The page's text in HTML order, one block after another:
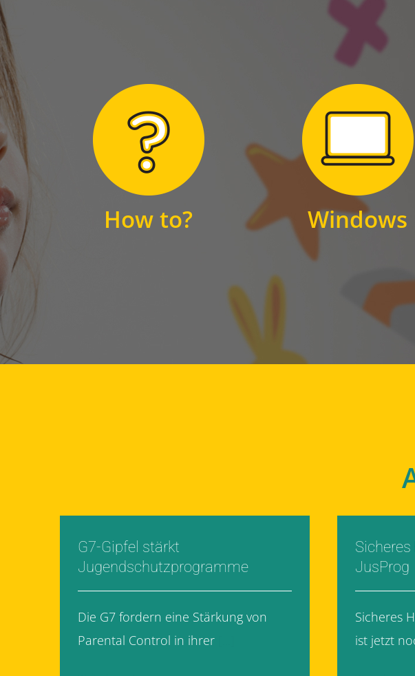
How to?
Hier finden Sie
Windows
Zum Download
für Windows
G7-Gipfel stärkt
Jugendschutzprogramme
Die G7 fordern eine Stärkung von
Parental Control in ihrer
JusProg
Sicheres
ist jetzt